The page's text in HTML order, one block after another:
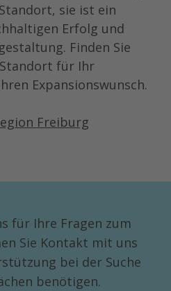
sie ist ein
Erfolg und
Finden Sie
für Ihr
Expansionswunsch.
Freiburg
für Ihre Fragen zum
Sie Kontakt mit uns
bei der Suche
benötigen.